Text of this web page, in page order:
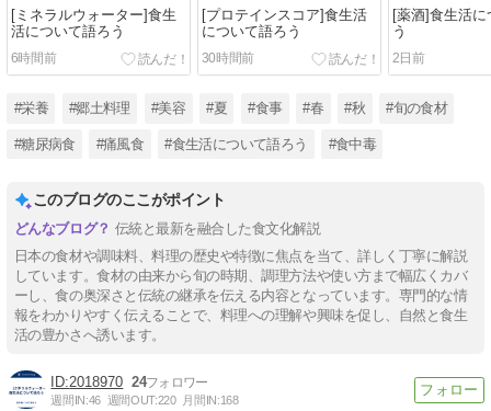
[ミネラルウォーター]食生
活について語ろう
6時間前
[プロテインスコア]食生活
について語ろう
30時間前
[薬酒]食生活
う
2日前
#栄養 #郷土料理 #美容 #夏 #食事 #春 #秋 #旬の食材
#糖尿病食 #痛風食 #食生活について語ろう #食中毒
このブログのここがポイント
伝統と最新を融合した食文化解説
日本の食材や調味料、料理の歴史や特徴に焦点を当て、詳しく丁寧に解説
しています。食材の由来から旬の時期、調理方法や使い方まで幅広くカバ
ーし、食の奥深さと伝統の継承を伝える内容となっています。専門的な情
報をわかりやすく伝えることで、料理への理解や興味を促し、自然と食生
活の豊かさへ誘います。
2018970 24
週間IN:46 週間OUT:220 月間IN:168